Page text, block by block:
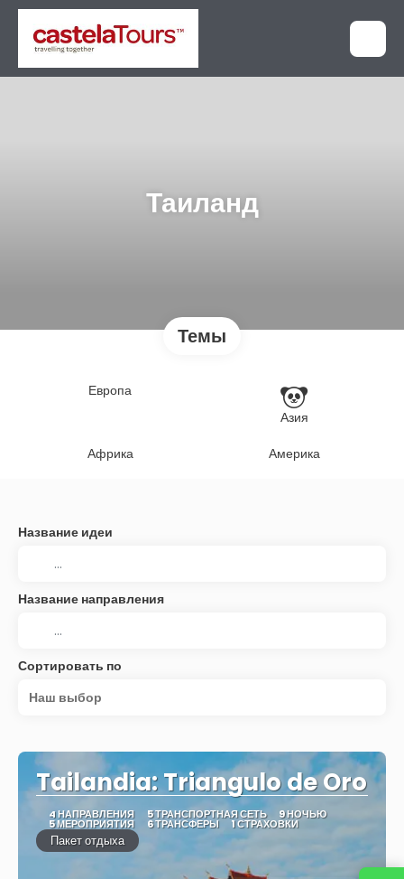
Таиланд
Темы
Европа
Азия
Африка
Америка
Название идеи
Название направления
Сортировать по
Наш выбор
Tailandia: Triangulo de Oro
4 НАПРАВЛЕНИЯ 5 ТРАНСПОРТНАЯ СЕТЬ 9 НОЧЬЮ
5 МЕРОПРИЯТИЯ 6 ТРАНСФЕРЫ 1 СТРАХОВКИ
Пакет отдыха